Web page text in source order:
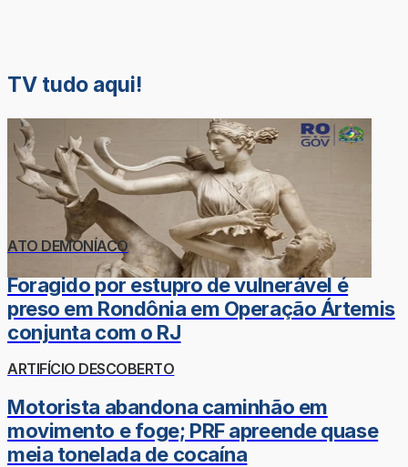
TV tudo aqui!
ATO DEMONÍACO
Foragido por estupro de vulnerável é
preso em Rondônia em Operação Ártemis
conjunta com o RJ
ARTIFÍCIO DESCOBERTO
Motorista abandona caminhão em
movimento e foge; PRF apreende quase
meia tonelada de cocaína